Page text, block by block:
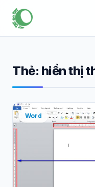
Thẻ: hiển thị
Word